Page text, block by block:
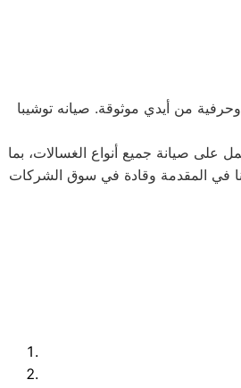
من أيدي موثوقة. صيانه توشيبا
على صيانة جميع أنواع الغسالات، بما
لا تقتصر على هؤلاء فحسب، إذ أصبحنا في المقدمة وقادة في سوق الشركات